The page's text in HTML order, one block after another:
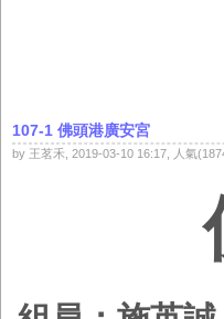
107-1 佛頭港廣安宮
by 王茗禾, 2019-03-10 16:17, 人氣